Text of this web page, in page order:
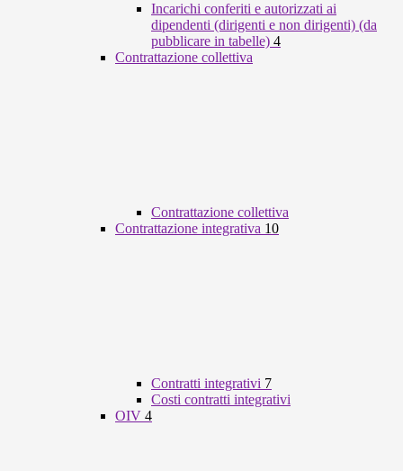
Incarichi conferiti e autorizzati ai
dipendenti (dirigenti e non dirigenti) (da
pubblicare in tabelle) 4
Contrattazione collettiva
Contrattazione collettiva
Contrattazione integrativa 10
Contratti integrativi 7
Costi contratti integrativi
OIV 4